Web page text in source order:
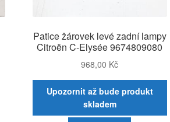
Patice žárovek levé zadní lampy
Citroën C-Elysée 9674809080
968,00 Kč
Upozornit až bude produkt
skladem